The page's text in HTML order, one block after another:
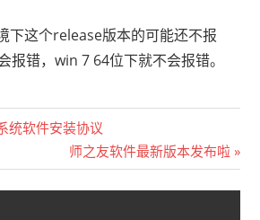
下这个release版本的可能还不报
报错，win 7 64位下就不会报错。
统软件安装协议
Next
Post:
师之友软件最新版本发布啦